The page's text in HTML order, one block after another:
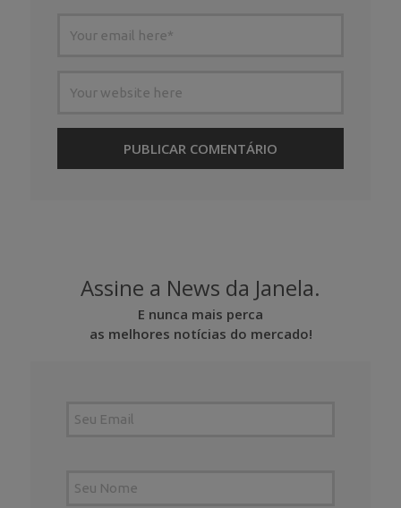
Assine a News da Janela.
E nunca mais perca
as melhores notícias do mercado!